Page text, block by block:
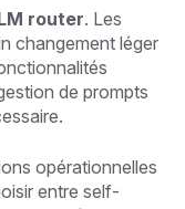
router. Les
changement léger
de prompts
opérationnelles
entre self-